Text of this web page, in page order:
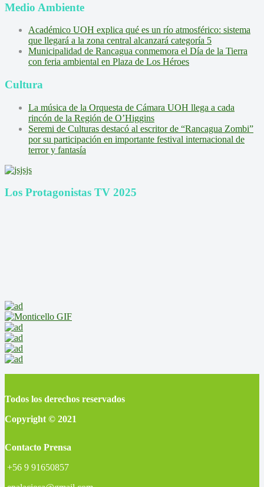
Medio Ambiente
Académico UOH explica qué es un río atmosférico: sistema
que llegará a la zona central alcanzará categoría 5
Municipalidad de Rancagua conmemora el Día de la Tierra
con feria ambiental en Plaza de Los Héroes
Cultura
La música de la Orquesta de Cámara UOH llega a cada
rincón de la Región de O’Higgins
Seremi de Culturas destacó al escritor de “Rancagua Zombi”
por su participación en importante festival internacional de
terror y fantasía
Los Protagonistas TV 2025
Todos los derechos reservados
Copyright © 2021
Contacto Prensa
+56 9 91650857